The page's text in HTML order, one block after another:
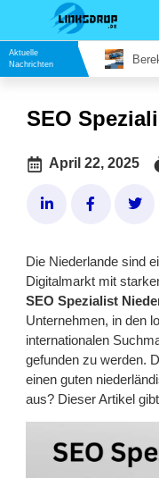
Aktuelle
Nachrichten
SEO
April 22, 2025
Die Niederlande sind
Digitalmarkt mit
SEO Spezialist
Unternehmen, in den
internationalen
gefunden zu werden.
einen guten
aus? Dieser Artikel